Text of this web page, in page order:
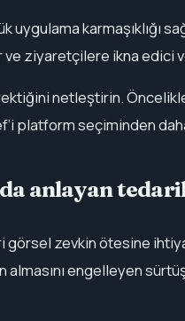
uygulama karmaşıklığı
ve ziyaretçilere ikna
netleştirin.
platform seçiminden
anlayan
zevkin ötesine
almasını engelleyen